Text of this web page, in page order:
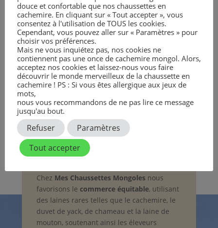
Plaid Cachemire |
KHENTII | 150×230
649,90€ TTC
Bonnet Cachemire |
Grège | Torsadé
Notre Éthique
Chez Mes Chaussettes Mongolesnous
favorisons le commerce équitable, utilisant
des laines rares telles que le cachemire, le
duvet de yack, de chameau et la laine de
mouton, soutenant ainsi les éleveurs
douce et confortable que nos chaussettes en
cachemire. En cliquant sur « Tout accepter », vous
consentez à l'utilisation de TOUS les cookies.
Cependant, vous pouvez aller sur « Paramètres » pour
choisir vos préférences.
Mais ne vous inquiétez pas, nos cookies ne
contiennent pas une once de cachemire mongol. Alors,
acceptez nos cookies et laissez-nous vous faire
découvrir le monde merveilleux de la chaussette en
cachemire ! PS : Si vous êtes allergique aux jeux de
mots,
nous vous recommandons de ne pas lire ce message
jusqu'au bout.
Refuser
Paramètres
Tout accepter